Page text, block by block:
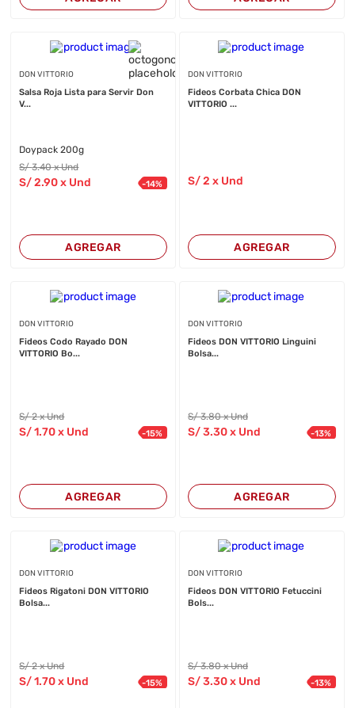
DON VITTORIO
Salsa Roja Lista para Servir Don
V...
Doypack 200g
S/3.40 x Und
S/2.90 x Und -14%
AGREGAR
DON VITTORIO
Fideos Corbata Chica DON
VITTORIO ...
S/2 x Und
AGREGAR
DON VITTORIO
Fideos Codo Rayado DON
VITTORIO Bo...
S/2 x Und
S/1.70 x Und -15%
AGREGAR
DON VITTORIO
Fideos DON VITTORIO Linguini
Bolsa...
S/3.80 x Und
S/3.30x Und -13%
AGREGAR
DON VITTORIO
Fideos Rigatoni DON VITTORIO
Bolsa...
S/2 x Und
S/1.70 x Und -15%
DON VITTORIO
Fideos DON VITTORIO Fetuccini
Bols...
S/3.80 x Und
S/3.30x Und -13%